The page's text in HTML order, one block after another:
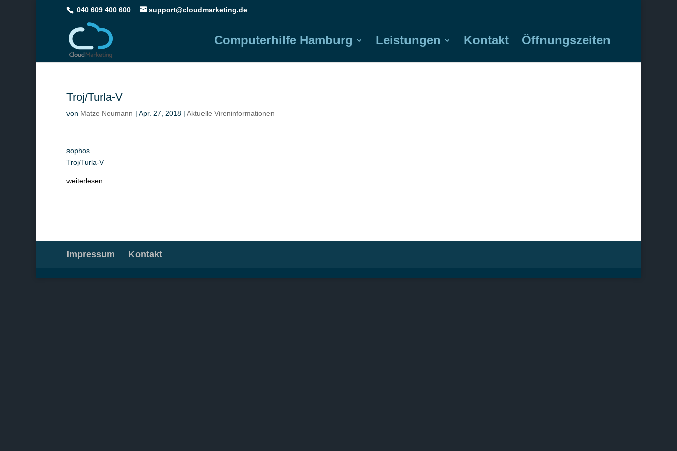
040 609 400 600 support@cloudmarketing.de
Computerhilfe Hamburg Leistungen Kontakt Öffnungszeiten
Troj/Turla-V
von Matze Neumann | Apr. 27, 2018 | Aktuelle Vireninformationen
sophos
Troj/Turla-V
weiterlesen
Impressum Kontakt